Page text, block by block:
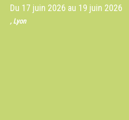
Du 17 juin 2026 au 19 juin 2026
, Lyon